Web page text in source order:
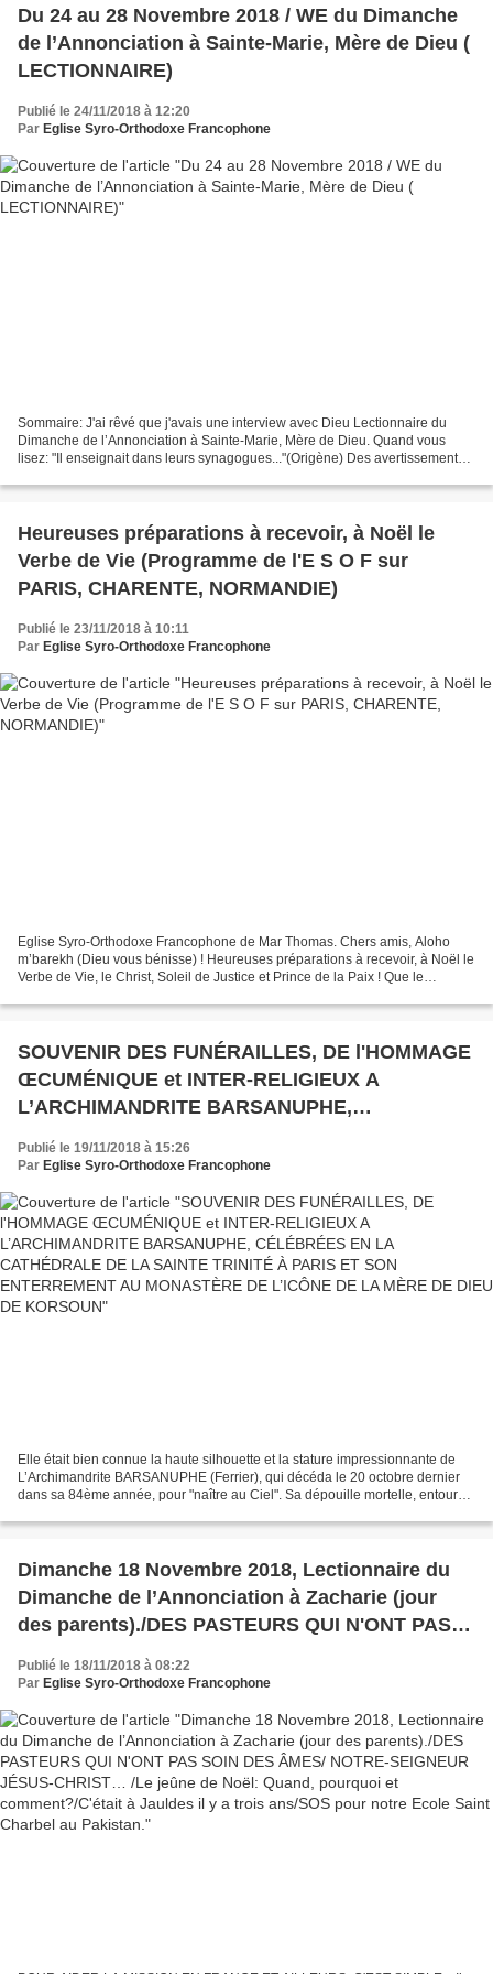
Du 24 au 28 Novembre 2018 / WE du Dimanche
de l’Annonciation à Sainte-Marie, Mère de Dieu (
LECTIONNAIRE)
Publié le 24/11/2018 à 12:20
Par Eglise Syro-Orthodoxe Francophone
Sommaire: J'ai rêvé que j'avais une interview avec Dieu Lectionnaire du
Dimanche de l’Annonciation à Sainte-Marie, Mère de Dieu. Quand vous
lisez: "Il enseignait dans leurs synagogues..."(Origène) Des avertissements
Heureuses préparations à recevoir, à Noël le
Verbe de Vie (Programme de l'E S O F sur
PARIS, CHARENTE, NORMANDIE)
Publié le 23/11/2018 à 10:11
Par Eglise Syro-Orthodoxe Francophone
Eglise Syro-Orthodoxe Francophone de Mar Thomas. Chers amis, Aloho
m’barekh (Dieu vous bénisse) ! Heureuses préparations à recevoir, à Noël le
Verbe de Vie, le Christ, Soleil de Justice et Prince de la Paix ! Que le
SOUVENIR DES FUNÉRAILLES, DE l'HOMMAGE
ŒCUMÉNIQUE et INTER-RELIGIEUX A
L’ARCHIMANDRITE BARSANUPHE,
SAINTE TRINITÉ À PARIS ET SON
ENTERREMENT AU MONASTÈRE DE L’ICÔNE
DE LA MÈRE DE DIEU DE KORSOUN
Publié le 19/11/2018 à 15:26
Par Eglise Syro-Orthodoxe Francophone
Elle était bien connue la haute silhouette et la stature impressionnante de
L’Archimandrite BARSANUPHE (Ferrier), qui décéda le 20 octobre dernier
dans sa 84ème année, pour "naître au Ciel". Sa dépouille mortelle, entourée
Dimanche 18 Novembre 2018, Lectionnaire du
Dimanche de l’Annonciation à Zacharie (jour
des parents)./DES PASTEURS QUI N'ONT PAS
SOIN DES ÂMES/ NOTRE-SEIGNEUR JÉSUS-
CHRIST… /Le jeûne de Noël: Quand, pourquoi et
pour notre Ecole Saint Charbel au Pakistan.
Publié le 18/11/2018 à 08:22
Par Eglise Syro-Orthodoxe Francophone